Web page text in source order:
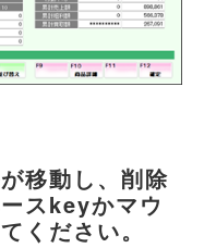
移動し、削除
スkeyかマウ
ください。